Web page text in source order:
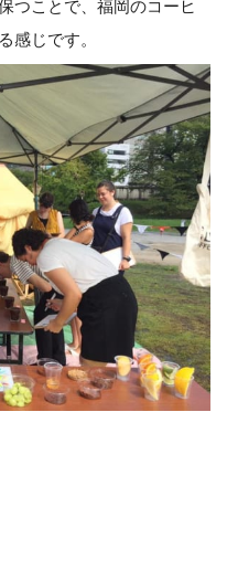
つことで、福岡のコーヒ
感じです。